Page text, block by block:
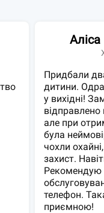
Аліса
Придбали
дитини.
у вихідні!
але при
була
чохли
захист.
Рекомендую
телефон.
приємною!